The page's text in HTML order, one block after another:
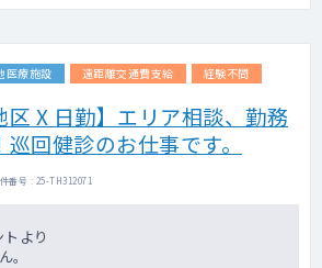
医療施設 遠距離交通費支給 経験不問
区 X 日勤】エリア相談、勤務
回健診のお仕事です。
番号 : 25-TH312071
より